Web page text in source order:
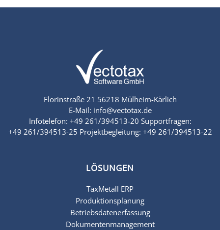
Florinstraße 21 56218 Mülheim-Kärlich
E-Mail: info@vectotax.de
Infotelefon: +49 261/394513-20 Supportfragen:
+49 261/394513-25 Projektbegleitung: +49 261/394513-22
LÖSUNGEN
TaxMetall ERP
Produktionsplanung
Betriebsdatenerfassung
Dokumentenmanagement